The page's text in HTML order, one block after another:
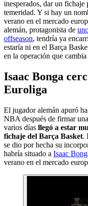
inesperados, dar un fichaje
temeridad. Y si hay un
verano en el mercado
alemán, protagonista de
offseason, tendría ya
estaría ni en el Barça
en la operación que
Isaac Bonga
Euroliga
El jugador alemán apuró
NBA después de firmar
varios días llegó a estar
fichaje del Barça Basket.
se dio por hecha su
habría situado a Isaac
verano en el mercado